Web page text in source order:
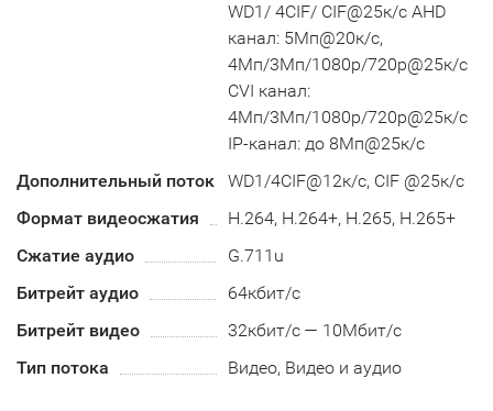
WD1/ 4CIF/ CIF@25к/c AHD
канал: 5Мп@20к/с,
4Мп/3Мп/1080p/720p@25к/с
CVI канал:
4Мп/3Мп/1080p/720p@25к/с
IP-канал: до 8Мп@25к/с
Дополнительный поток
WD1/4CIF@12к/с, CIF @25к/с
Формат видеосжатия
H.264, H.264+, H.265, H.265+
Сжатие аудио
G.711u
Битрейт аудио
64кбит/с
Битрейт видео
32кбит/с — 10Мбит/с
Тип потока
Видео, Видео и аудио